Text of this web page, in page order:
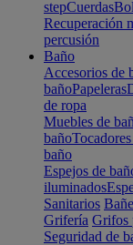
stepCuerdas
Recuperación
percusión
Baño
Accesorios de
bañoPapeleras
de ropa
Muebles de
baño
baño
Espejos de
iluminados
Sanitarios
Grifería Grifos
Seguridad de